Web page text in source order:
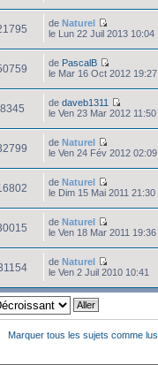
deNaturel
le Lun 22 Juil 2013 10:04
de PascalB
le Mar 16 Oct 2012 19:27
8345 dedaveb1311
le Ven 23 Mar 2012 11:50
deNaturel
le Ven 24 Fév 2012 02:09
deNaturel
le Dim 15 Mai 2011 21:30
deNaturel
le Ven 18 Mar 2011 19:36
deNaturel
le Ven 2 Juil 2010 10:41
Marquer tous les sujets comme lus